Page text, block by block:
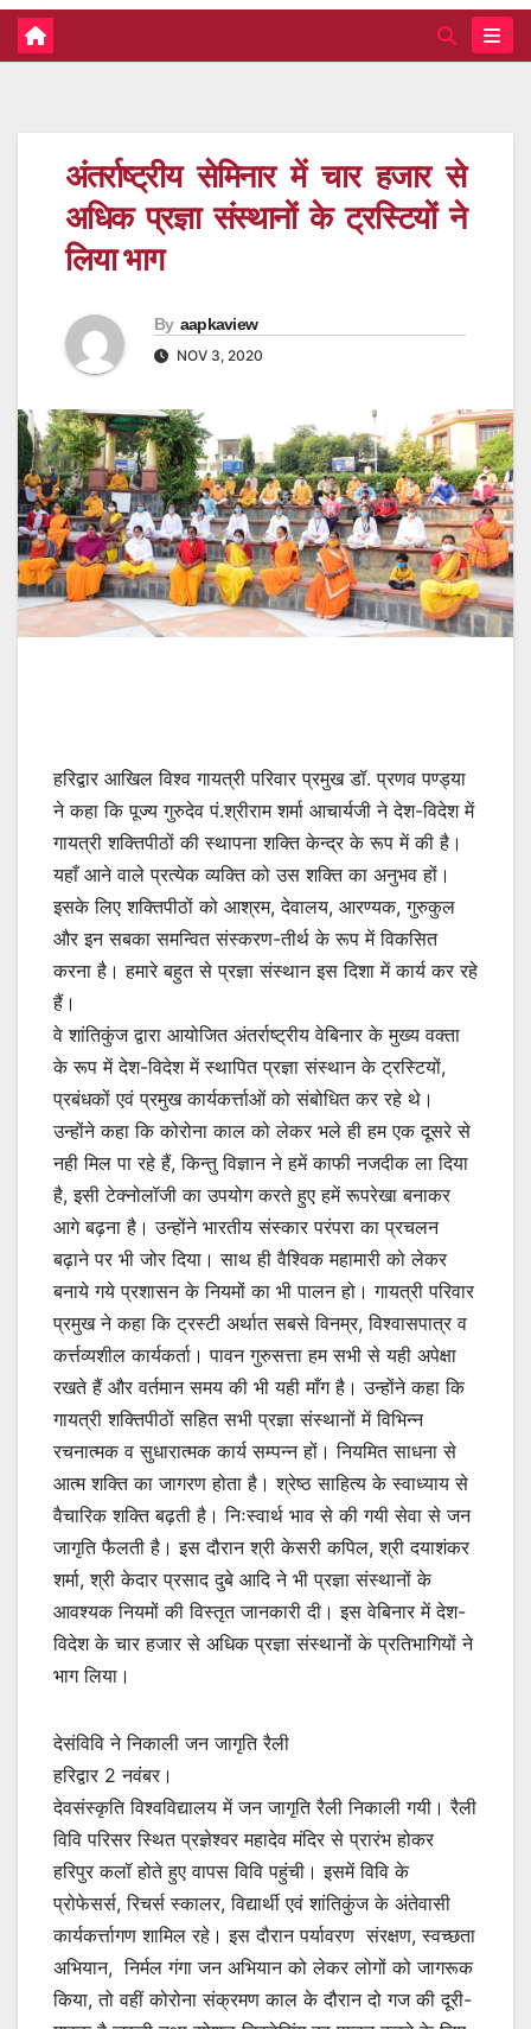
अंतर्राष्ट्रीय सेमिनार में चार हजार से
अधिक प्रज्ञा संस्थानों के ट्रस्टियों ने
लिया भाग
By aapkaview
NOV 3, 2020
हरिद्वार आखिल विश्व गायत्री परिवार प्रमुख डॉ. प्रणव पण्ड्या
ने कहा कि पूज्य गुरुदेव पं.श्रीराम शर्मा आचार्यजी ने देश-विदेश में
गायत्री शक्तिपीठों की स्थापना शक्ति केन्द्र के रूप में की है।
यहाँ आने वाले प्रत्येक व्यक्ति को उस शक्ति का अनुभव हों।
इसके लिए शक्तिपीठों को आश्रम, देवालय, आरण्यक, गुरुकुल
और इन सबका समन्वित संस्करण-तीर्थ के रूप में विकसित
करना है। हमारे बहुत से प्रज्ञा संस्थान इस दिशा में कार्य कर रहे
हैं।
वे शांतिकुंज द्वारा आयोजित अंतर्राष्ट्रीय वेबिनार के मुख्य वक्ता
के रूप में देश-विदेश में स्थापित प्रज्ञा संस्थान के ट्रस्टियों,
प्रबंधकों एवं प्रमुख कार्यकर्त्ताओं को संबोधित कर रहे थे।
उन्होंने कहा कि कोरोना काल को लेकर भले ही हम एक दूसरे से
नही मिल पा रहे हैं, किन्तु विज्ञान ने हमें काफी नजदीक ला दिया
है, इसी टेक्नोलॉजी का उपयोग करते हुए हमें रूपरेखा बनाकर
आगे बढ़ना है। उन्होंने भारतीय संस्कार परंपरा का प्रचलन
बढ़ाने पर भी जोर दिया। साथ ही वैश्विक महामारी को लेकर
बनाये गये प्रशासन के नियमों का भी पालन हो। गायत्री परिवार
प्रमुख ने कहा कि ट्रस्टी अर्थात सबसे विनम्र, विश्वासपात्र व
कर्त्तव्यशील कार्यकर्ता। पावन गुरुसत्ता हम सभी से यही अपेक्षा
रखते हैं और वर्तमान समय की भी यही माँग है। उन्होंने कहा कि
गायत्री शक्तिपीठों सहित सभी प्रज्ञा संस्थानों में विभिन्न
रचनात्मक व सुधारात्मक कार्य सम्पन्न हों। नियमित साधना से
आत्म शक्ति का जागरण होता है। श्रेष्ठ साहित्य के स्वाध्याय से
वैचारिक शक्ति बढ़ती है। निःस्वार्थ भाव से की गयी सेवा से जन
जागृति फैलती है। इस दौरान श्री केसरी कपिल, श्री दयाशंकर
शर्मा, श्री केदार प्रसाद दुबे आदि ने भी प्रज्ञा संस्थानों के
आवश्यक नियमों की विस्तृत जानकारी दी। इस वेबिनार में देश-
विदेश के चार हजार से अधिक प्रज्ञा संस्थानों के प्रतिभागियों ने
भाग लिया।
देसंविवि ने निकाली जन जागृति रैली
हरिद्वार 2 नवंबर।
देवसंस्कृति विश्वविद्यालय में जन जागृति रैली निकाली गयी। रैली
विवि परिसर स्थित प्रज्ञेश्वर महादेव मंदिर से प्रारंभ होकर
हरिपुर कलॉ होते हुए वापस विवि पहुंची। इसमें विवि के
प्रोफेसर्स, रिचर्स स्कालर, विद्यार्थी एवं शांतिकुंज के अंतेवासी
कार्यकर्त्तागण शामिल रहे। इस दौरान पर्यावरण संरक्षण, स्वच्छता
अभियान, निर्मल गंगा जन अभियान को लेकर लोगों को जागरूक
किया, तो वहीं कोरोना संक्रमण काल के दौरान दो गज की दूरी-